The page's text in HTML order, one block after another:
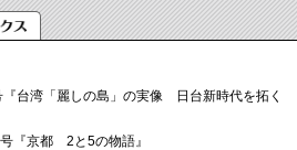
台湾「麗しの島」の実像 日台新時代を拓く「3
『京都 2と5の物語』